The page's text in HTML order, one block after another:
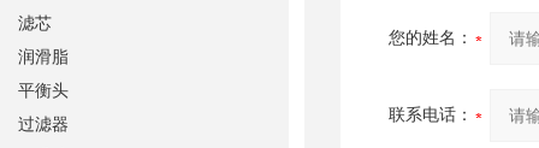
您的姓名：
联系电话：
滤芯
润滑脂
平衡头
过滤器